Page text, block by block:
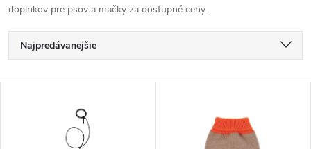
doplnkov pre psov a mačky za dostupné ceny.
R
a
Najpredávanejšie